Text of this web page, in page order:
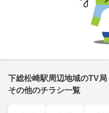
下総松崎駅周辺地域のTV
その他のチラシ一覧